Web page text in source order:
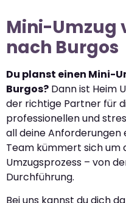
Mini-Umzug
nach Burgos
Du planst einen Mini-
Burgos? Dann ist Heim
der richtige Partner für
professionellen und
all deine
Team kümmert sich um
Umzugsprozess – von
Durchführung.